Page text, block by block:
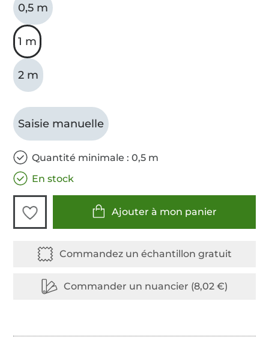
0,5 m
1 m
2 m
Saisie manuelle
Quantité minimale : 0,5 m
En stock
Ajouter à mon panier